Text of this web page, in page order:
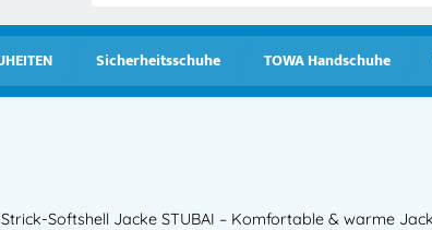
Sicherheitsschuhe TOWA Handschuhe
Softshell Jacke STUBAI – Komfortable & warme